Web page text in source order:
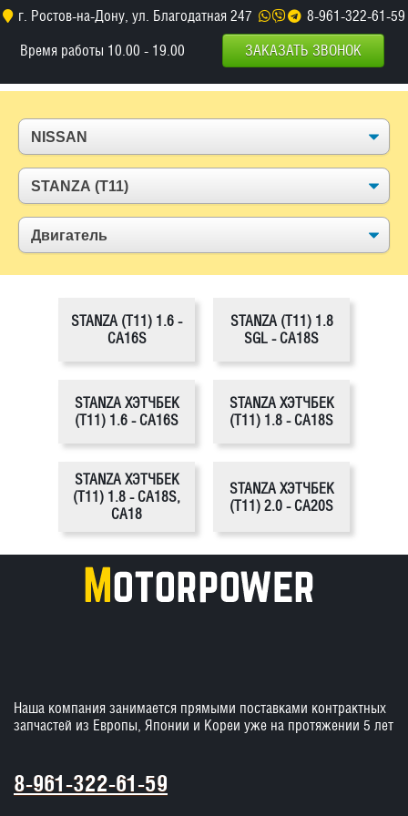
г. Ростов-на-Дону, ул. Благодатная 247
8-961-322-61-59
Время работы 10.00 - 19.00
ЗАКАЗАТЬ ЗВОНОК
STANZA (T11) 1.6 -
CA16S
STANZA (T11) 1.8
SGL - CA18S
STANZA ХЭТЧБЕК
(T11) 1.6 - CA16S
STANZA ХЭТЧБЕК
(T11) 1.8 - CA18S
STANZA ХЭТЧБЕК
(T11) 1.8 - CA18S,
CA18
STANZA ХЭТЧБЕК
(T11) 2.0 - CA20S
Наша компания занимается прямыми поставками контрактных
запчастей из Европы, Японии и Кореи уже на протяжении 5 лет
8-961-322-61-59